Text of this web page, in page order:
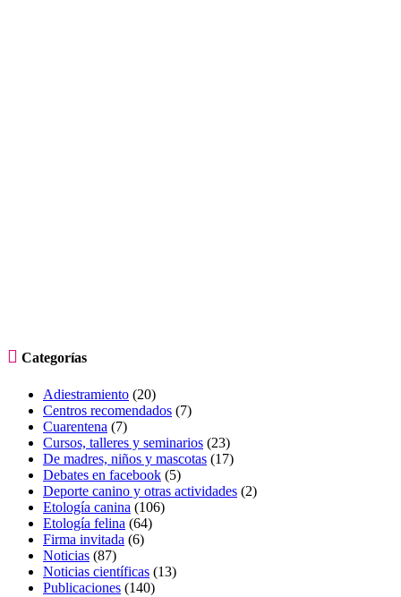
 Categorías
Adiestramiento (20)
Centros recomendados (7)
Cuarentena (7)
Cursos, talleres y seminarios (23)
De madres, niños y mascotas (17)
Debates en facebook (5)
Deporte canino y otras actividades (2)
Etología canina (106)
Etología felina (64)
Firma invitada (6)
Noticias (87)
Noticias científicas (13)
Publicaciones (140)